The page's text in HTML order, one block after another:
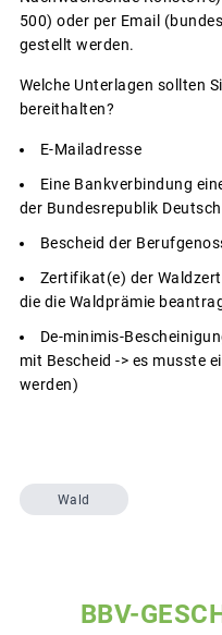
500) oder per Email
gestellt werden.
Welche Unterlagen sollten
bereithalten?
E-Mailadresse
Eine Bankverbindung
der Bundesrepublik
Bescheid der
Zertifikat(e) der
die die Waldprämie
De-minimis-
mit Bescheid -> es musste
werden)
Wald
BBV-